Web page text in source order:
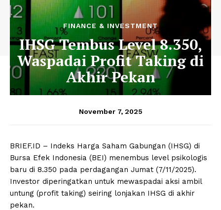
FINANCE & INVESTMENT
IHSG Tembus Level 8.350,
Waspadai Profit Taking di
Akhir Pekan
November 7, 2025
BRIEF.ID – Indeks Harga Saham Gabungan (IHSG) di
Bursa Efek Indonesia (BEI) menembus level psikologis
baru di 8.350 pada perdagangan Jumat (7/11/2025).
Investor diperingatkan untuk mewaspadai aksi ambil
untung (profit taking) seiring lonjakan IHSG di akhir
pekan.